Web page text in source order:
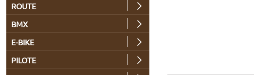
ROUTE
BMX
E-BIKE
PILOTE